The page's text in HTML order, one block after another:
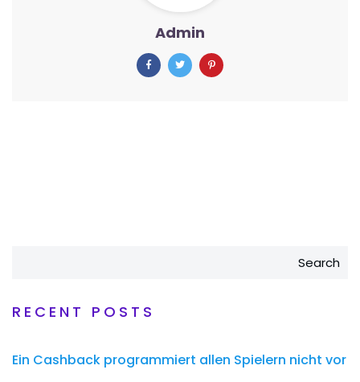
Admin
Search
RECENT POSTS
Ein Cashback programmiert allen Spielern nicht vor